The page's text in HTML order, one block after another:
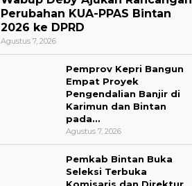
Perubahan KUA-PPAS Bintan
2026 ke DPRD
Agustus 7, 2026
Pemprov Kepri Bangun
Empat Proyek
Pengendalian Banjir di
Karimun dan Bintan
pada…
Agustus 7, 2026
Pemkab Bintan Buka
Seleksi Terbuka